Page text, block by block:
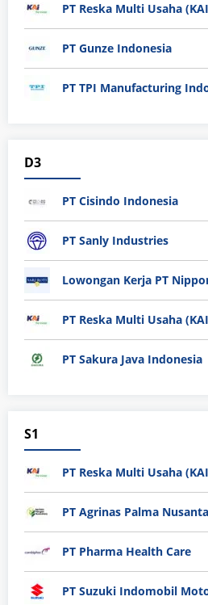
PT Reska Multi Usaha
PT Gunze Indonesia
PT TPI Manufacturing
D3
PT Cisindo Indonesia
PT Sanly Industries
PT Reska Multi Usaha
PT Sakura Java Indonesia
S1
PT Reska Multi Usaha
PT Agrinas Palma
PT Pharma Health Care
PT Suzuki Indomobil